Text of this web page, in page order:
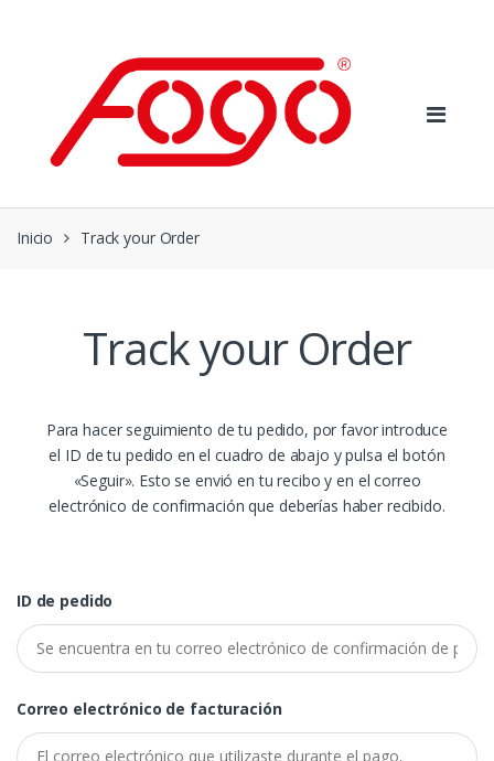
Inicio Track your Order
Track your Order
Para hacer seguimiento de tu pedido, por favor introduce
el ID de tu pedido en el cuadro de abajo y pulsa el botón
«Seguir». Esto se envió en tu recibo y en el correo
electrónico de confirmación que deberías haber recibido.
ID de pedido
Correo electrónico de facturación